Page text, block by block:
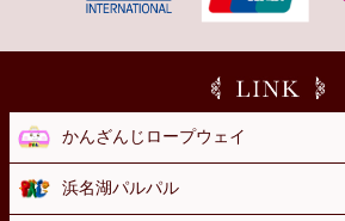
かんざんじロープウェイ
浜名湖パルパル